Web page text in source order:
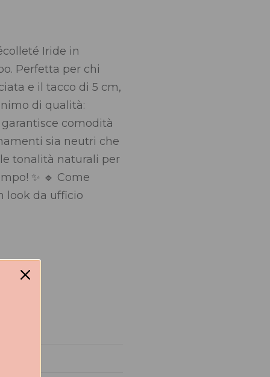
Iride in
Perfetta per chi
e il tacco di 5 cm,
di qualità:
comodità
sia neutri che
tonalità naturali per
✨ 🔹 Come
look da ufficio